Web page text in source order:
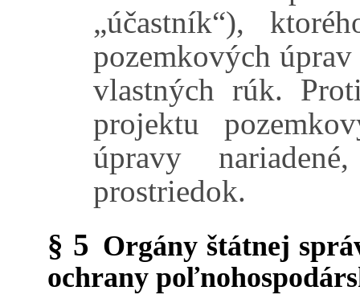
„účastník“),
pozemkových
vlastných rúk.
projektu
úpravy
prostriedok.
§ 5 Orgány štátnej
ochrany